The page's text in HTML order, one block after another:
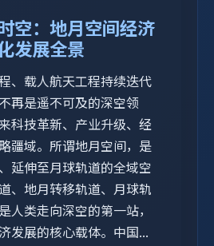
空：地月空间经济
发展全景
、载人航天工程持续迭代
再是遥不可及的深空领
科技革新、产业升级、经
疆域。所谓地月空间，是
延伸至月球轨道的全域空
、地月转移轨道、月球轨
人类走向深空的第一站，
发展的核心载体。中国...